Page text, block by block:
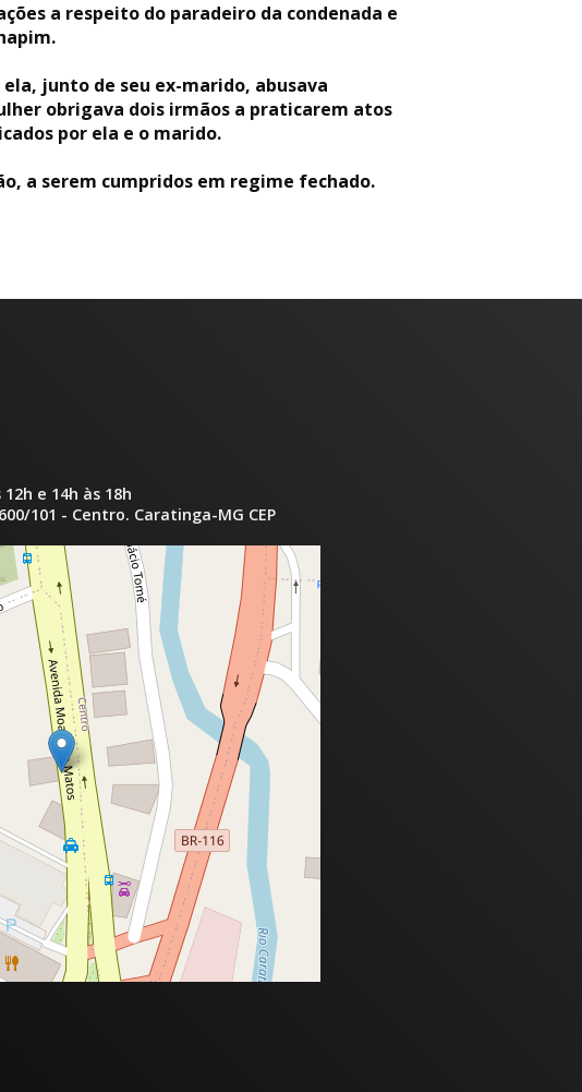
a respeito do paradeiro da condenada e
junto de seu ex-marido, abusava
obrigava dois irmãos a praticarem atos
por ela e o marido.
a serem cumpridos em regime fechado.
e 14h às 18h
101 - Centro. Caratinga-MG CEP